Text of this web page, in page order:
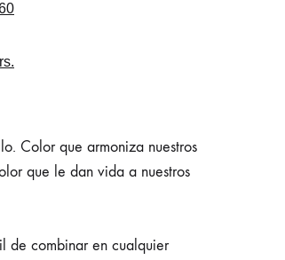
Color que armoniza nuestros
que le dan vida a nuestros
de combinar en cualquier